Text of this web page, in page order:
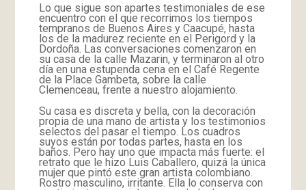
Lo que sigue son apartes testimoniales de ese
encuentro con el que recorrimos los tiempos
tempranos de Buenos Aires y Caacupé, hasta
los de la madurez reciente en el Perigord y la
Dordoña. Las conversaciones comenzaron en
su casa de la calle Mazarin, y terminaron al otro
día en una estupenda cena en el Café Regente
de la Place Gambeta, sobre la calle
Clemenceau, frente a nuestro alojamiento.
Su casa es discreta y bella, con la decoración
propia de una mano de artista y los testimonios
selectos del pasar el tiempo. Los cuadros
suyos están por todas partes, hasta en los
baños. Pero hay uno que impacta más fuerte: el
retrato que le hizo Luis Caballero, quizá la única
mujer que pintó este gran artista colombiano.
Rostro masculino, irritante. Ella lo conserva con